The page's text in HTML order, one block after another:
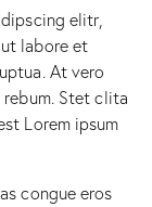
elitr,
labore et
At vero
Stet clita
Lorem ipsum
congue eros